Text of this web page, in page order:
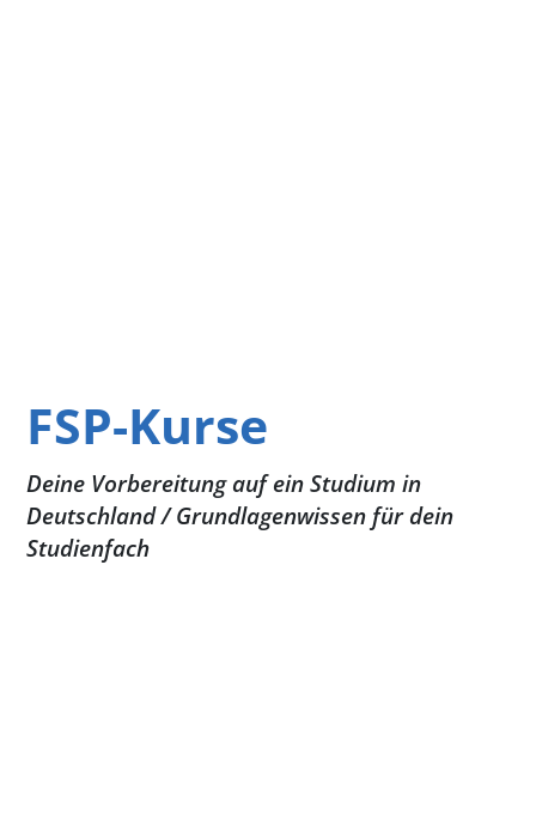
FSP-Kurse
Deine Vorbereitung auf ein Studium in
Deutschland / Grundlagenwissen für dein
Studienfach